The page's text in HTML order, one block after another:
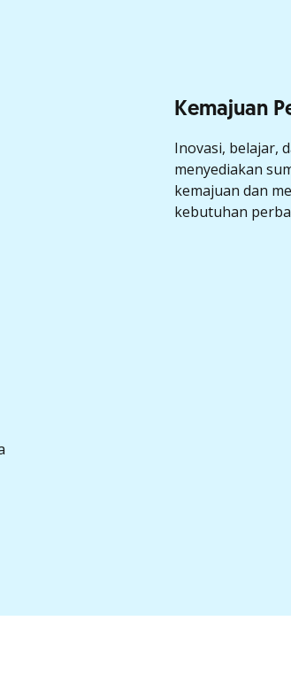
Kemajuan
Inovasi, belajar,
menyediakan
kemajuan dan
kebutuhan